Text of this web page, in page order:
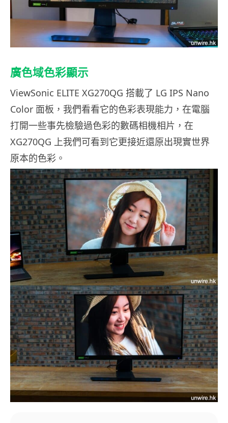
廣色域色彩顯示
ViewSonic ELITE XG270QG 搭載了 LG IPS Nano
Color 面板，我們看看它的色彩表現能力，在電腦
打開一些事先檢驗過色彩的數碼相機相片，在
XG270QG 上我們可看到它更接近還原出現實世界
原本的色彩。